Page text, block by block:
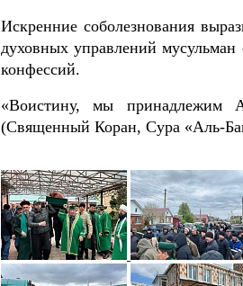
Искренние соболезнования
духовных управлений
конфессий.
«Воистину, мы
(Священный Коран, Сура «Аль-